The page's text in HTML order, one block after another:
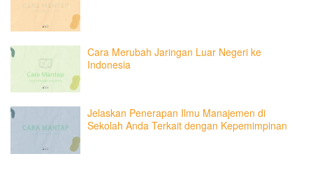
Cara Merubah Jaringan Luar Negeri ke
Indonesia
Jelaskan Penerapan Ilmu Manajemen di
Sekolah Anda Terkait dengan Kepemimpinan